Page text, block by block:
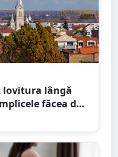
lovitura lângă
făcea de